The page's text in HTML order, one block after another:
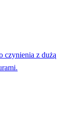
czynienia z dużą